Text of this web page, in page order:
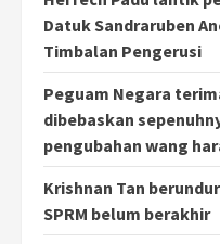
Datuk Sandraruben
Timbalan Pengerusi
Peguam Negara
dibebaskan
pengubahan wang
Krishnan Tan
SPRM belum berakhir